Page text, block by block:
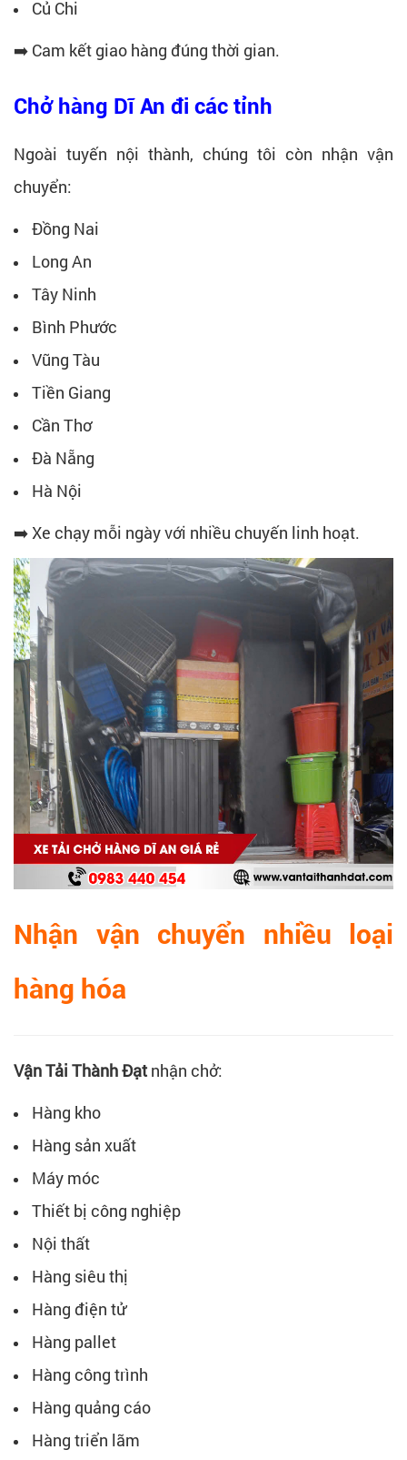
Củ Chi
➡️ Cam kết giao hàng đúng thời gian.
Chở hàng Dĩ An đi các tỉnh
Ngoài tuyến nội thành, chúng tôi còn nhận vận
chuyển:
Đồng Nai
Long An
Tây Ninh
Bình Phước
Vũng Tàu
Tiền Giang
Cần Thơ
Đà Nẵng
Hà Nội
➡️ Xe chạy mỗi ngày với nhiều chuyến linh hoạt.
Nhận vận chuyển nhiều loại
hàng hóa
Vận Tải Thành Đạt nhận chở:
Hàng kho
Hàng sản xuất
Máy móc
Thiết bị công nghiệp
Nội thất
Hàng siêu thị
Hàng điện tử
Hàng pallet
Hàng công trình
Hàng quảng cáo
Hàng triển lãm